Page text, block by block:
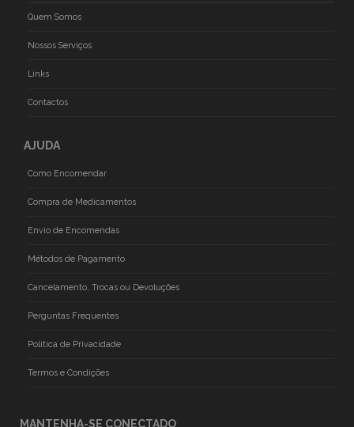
Quem Somos
Nossos Serviços
Links
Contactos
AJUDA
Como Encomendar
Compra de Medicamentos
Envio de Encomendas
Métodos de Pagamento
Cancelamento, Trocas ou Devoluções
Perguntas Frequentes
Politica de Privacidade
Termos e Condições
MANTENHA-SE CONECTADO